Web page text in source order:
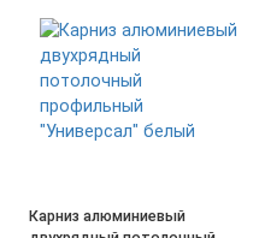
Карниз алюминиевый